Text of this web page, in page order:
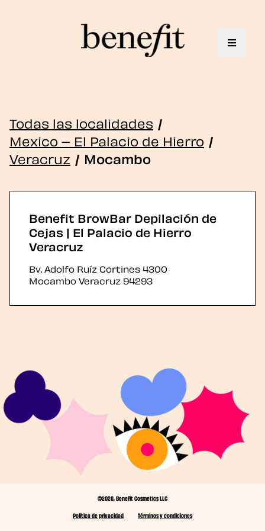
Toggle
Todas las localidades /
Mexico – El Palacio de Hierro /
Veracruz / Mocambo
Benefit BrowBar Depilación de
Cejas | El Palacio de Hierro
Veracruz
Bv. Adolfo Ruíz Cortines 4300
MocamboVeracruz 94293
©2026, Benefit Cosmetics LLC
Política de privacidad
Términos y condiciones